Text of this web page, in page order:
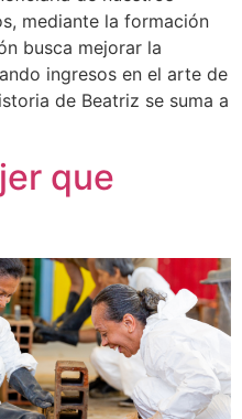
mediante la formación
busca mejorar la
ingresos en el arte de
de Beatriz se suma a
que